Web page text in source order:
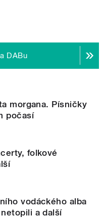
DABu
morgana. Písničky
počasí
folkové
vodáckého alba
a další